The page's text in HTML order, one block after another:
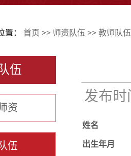
置： 首页 >> 师资队伍 >> 教师队伍
伍
资
伍
发布
姓名
出生年月